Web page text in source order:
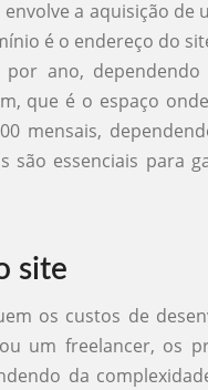
a aquisição de
é o endereço do
ano, dependendo
que é o espaço
mensais,
são essenciais para
site
os custos de
um freelancer, os
da